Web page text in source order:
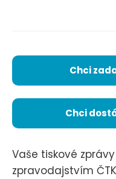
Chci
Chci
Vaše tiskové
zpravodajstvím